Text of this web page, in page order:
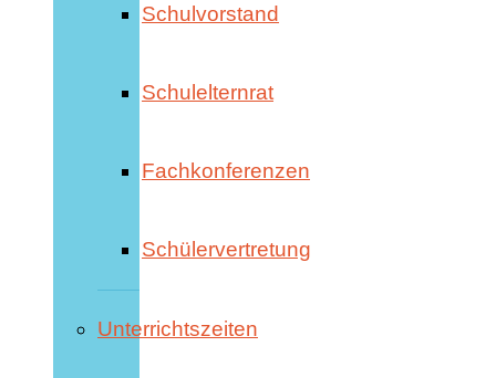
Schulvorstand
Schulelternrat
Fachkonferenzen
Schülervertretung
Unterrichtszeiten